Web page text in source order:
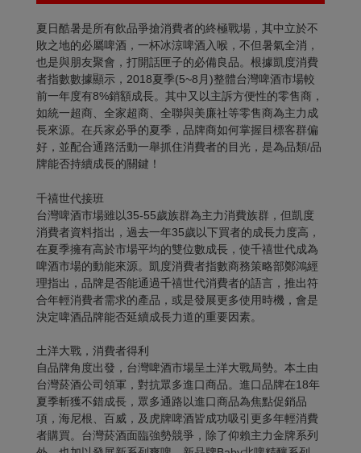
夏日酷暑是所有飲品爭搶消費者的終極戰場，其中立於不
敗之地的必屬啤酒，一杯冰涼啤酒入喉，不但暑氣全消，
也是與朋友聚會，打開話匣子的必備良品。根據凱度消費
者指數數據顯示，2018夏季(5~8月)整體台灣啤酒市場較
前一年度有8%銷額成長。其中又以主訴方便性的零售商，
如統一超商、全家超商、全聯與美廉社等零售商為主力成
長來源。在兵家必爭的夏季，品牌商如何掌握目標客群偏
好，並配合通路活動一舉抓住消費者的目光，是為品類/品
牌能否持續成長的關鍵！
千禧世代接班
台灣啤酒市場雖以35-55歲族群為主力消費族群，但凱度
消費者資料指出，過去一年35歲以下買者的成長力度高，
在夏季擁有高於市場平均的雙位數成長，使千禧世代成為
啤酒市場的動能來源。凱度消費者指數商務策略部鄭鴻經
理指出，品牌是否能通過千禧世代消費者的語言，推出符
合年輕消費者需求的產品，或是發展更多使用時機，會是
決定啤酒品牌能否延續成長力道的重要因素。
土洋大戰，消費者得利
自品牌角度出發，台灣啤酒市場呈土洋大戰局勢。本土由
台灣菸酒公司領軍，對抗眾多進口商品。進口品牌在18年
夏季斬獲不錯成長，眾多通路以進口商品為焦點促銷品
項，海尼根、百威，及虎牌啤酒皆成功吸引更多年輕消費
者購買。台灣菸酒面臨強勢競爭，除了仰賴主力金牌系列